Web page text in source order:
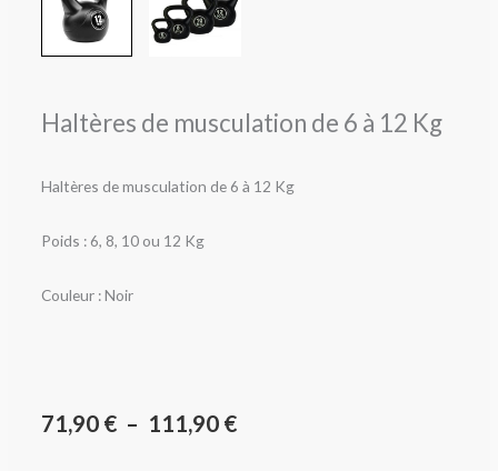
Haltères de musculation de 6 à 12 Kg
Haltères de musculation de 6 à 12 Kg
Poids : 6, 8, 10 ou 12 Kg
Couleur : Noir
71,90 € – 111,90 €Plage